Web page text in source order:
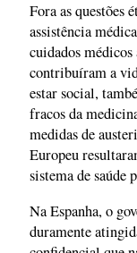
Fora as questões
assistência
cuidados
contribuíram a
estar social,
fracos da
medidas de
Europeu
sistema de saúde
Na Espanha, o
duramente